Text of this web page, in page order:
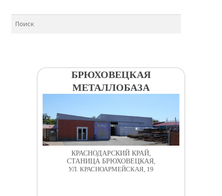
БРЮХОВЕЦКАЯ
МЕТАЛЛОБАЗА
КРАСНОДАРСКИЙ КРАЙ,
СТАНИЦА БРЮХОВЕЦКАЯ,
УЛ. КРАСНОАРМЕЙСКАЯ, 19